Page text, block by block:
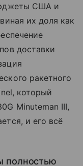
США и
их доля как
доставки
ракетного
который
Minuteman III,
и его всё
полностью